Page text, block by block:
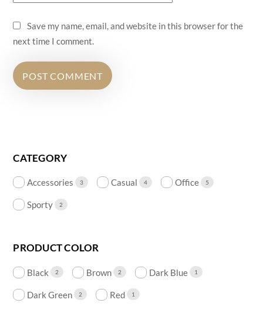
Save my name, email, and website in this browser for the
next time I comment.
CATEGORY
Accessories 3 Casual 4 Office 5
Sporty 2
PRODUCT COLOR
Black 2 Brown 2 Dark Blue 1
Dark Green 2 Red 1